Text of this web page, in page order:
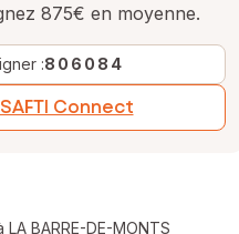
875€ en moyenne.
:806084
Connect
BARRE-DE-MONTS